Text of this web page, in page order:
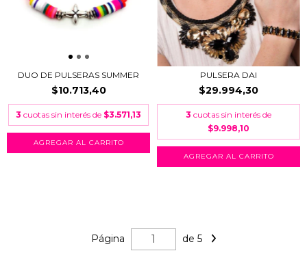
DUO DE PULSERAS SUMMER
$10.713,40
3 cuotas sin interés de $3.571,13
PULSERA DAI
$29.994,30
3 cuotas sin interés de
$9.998,10
Página de 5